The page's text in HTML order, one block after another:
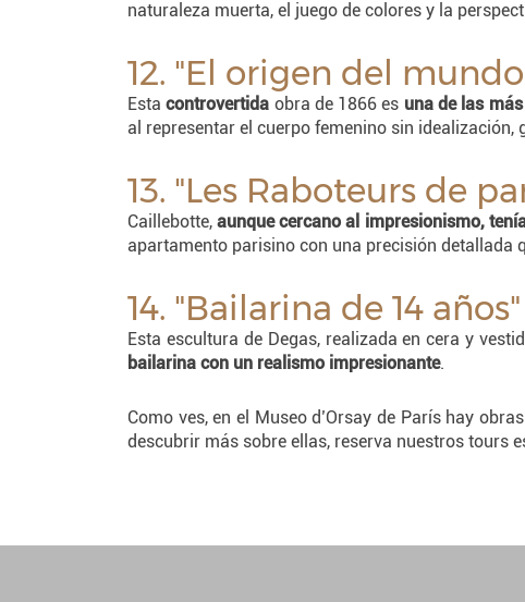
naturaleza muerta, el juego de colores y la
12. "El origen del
Estacontrovertida obra de 1866 es una de las
al representar el cuerpo femenino sin
13. "Les Raboteurs de
Caillebotte,aunque cercano al impresionismo,
apartamento parisino con una precisión detallada
14. "Bailarina de 14
Esta escultura de Degas, realizada en cera y
bailarina con un realismo impresionante.
Como ves, en el Museo d’Orsay de París hay
descubrir más sobre ellas, reserva nuestros tours